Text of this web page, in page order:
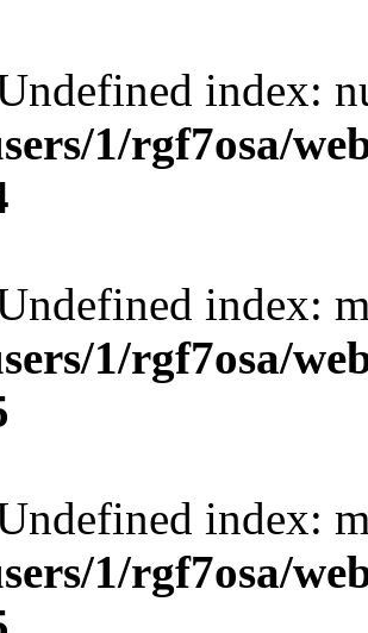
index:
1/rgf7osa/
index:
1/rgf7osa/
index:
1/rgf7osa/